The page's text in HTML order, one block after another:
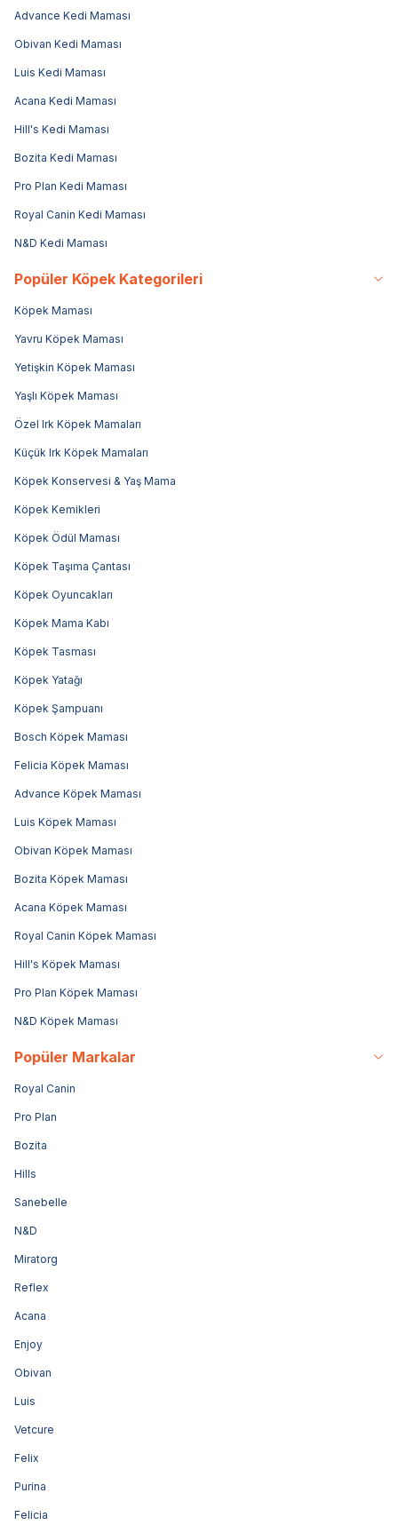
Advance Kedi Maması
Obivan Kedi Maması
Luis Kedi Maması
Acana Kedi Maması
Hill's Kedi Maması
Bozita Kedi Maması
Pro Plan Kedi Maması
Royal Canin Kedi Maması
N&D Kedi Maması
Popüler Köpek Kategorileri
Köpek Maması
Yavru Köpek Maması
Yetişkin Köpek Maması
Yaşlı Köpek Maması
Özel Irk Köpek Mamaları
Küçük Irk Köpek Mamaları
Köpek Konservesi & Yaş Mama
Köpek Kemikleri
Köpek Ödül Maması
Köpek Taşıma Çantası
Köpek Oyuncakları
Köpek Mama Kabı
Köpek Tasması
Köpek Yatağı
Köpek Şampuanı
Bosch Köpek Maması
Felicia Köpek Maması
Advance Köpek Maması
Luis Köpek Maması
Obivan Köpek Maması
Bozita Köpek Maması
Acana Köpek Maması
Royal Canin Köpek Maması
Hill's Köpek Maması
Pro Plan Köpek Maması
N&D Köpek Maması
Popüler Markalar
Royal Canin
Pro Plan
Bozita
Hills
Sanebelle
N&D
Miratorg
Reflex
Acana
Enjoy
Obivan
Luis
Vetcure
Felix
Purina
Felicia